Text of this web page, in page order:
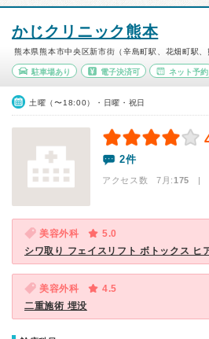
かじクリニック熊本
熊本県熊本市中央区新市街（辛島町駅、花畑町駅、
駐車場あり 電子決済可 ネット予約
土曜（〜18:00）・日曜・祝日
2件
アクセス数 7月:175 |
美容外科
5.0
シワ取り フェイスリフト ボトックス ヒ
美容外科
4.5
二重施術 埋没